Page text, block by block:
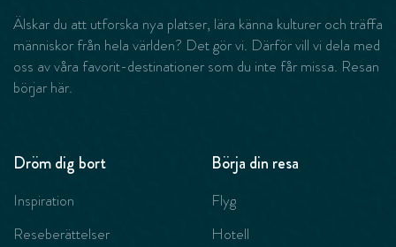
Älskar du att utforska nya platser, lära känna kulturer och träffa
människor från hela världen? Det gör vi. Därför vill vi dela med
oss av våra favorit-destinationer som du inte får missa. Resan
börjar här.
Dröm dig bort
Inspiration
Reseberättelser
Börja din resa
Flyg
Hotell